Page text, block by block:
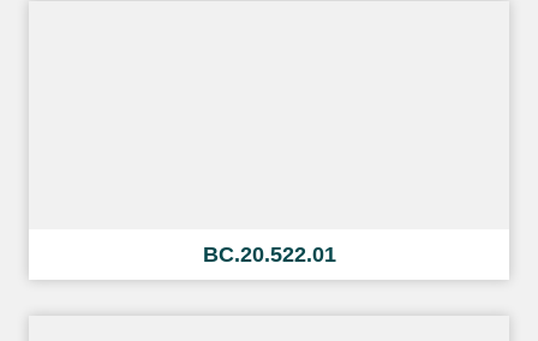
BC.20.522.01